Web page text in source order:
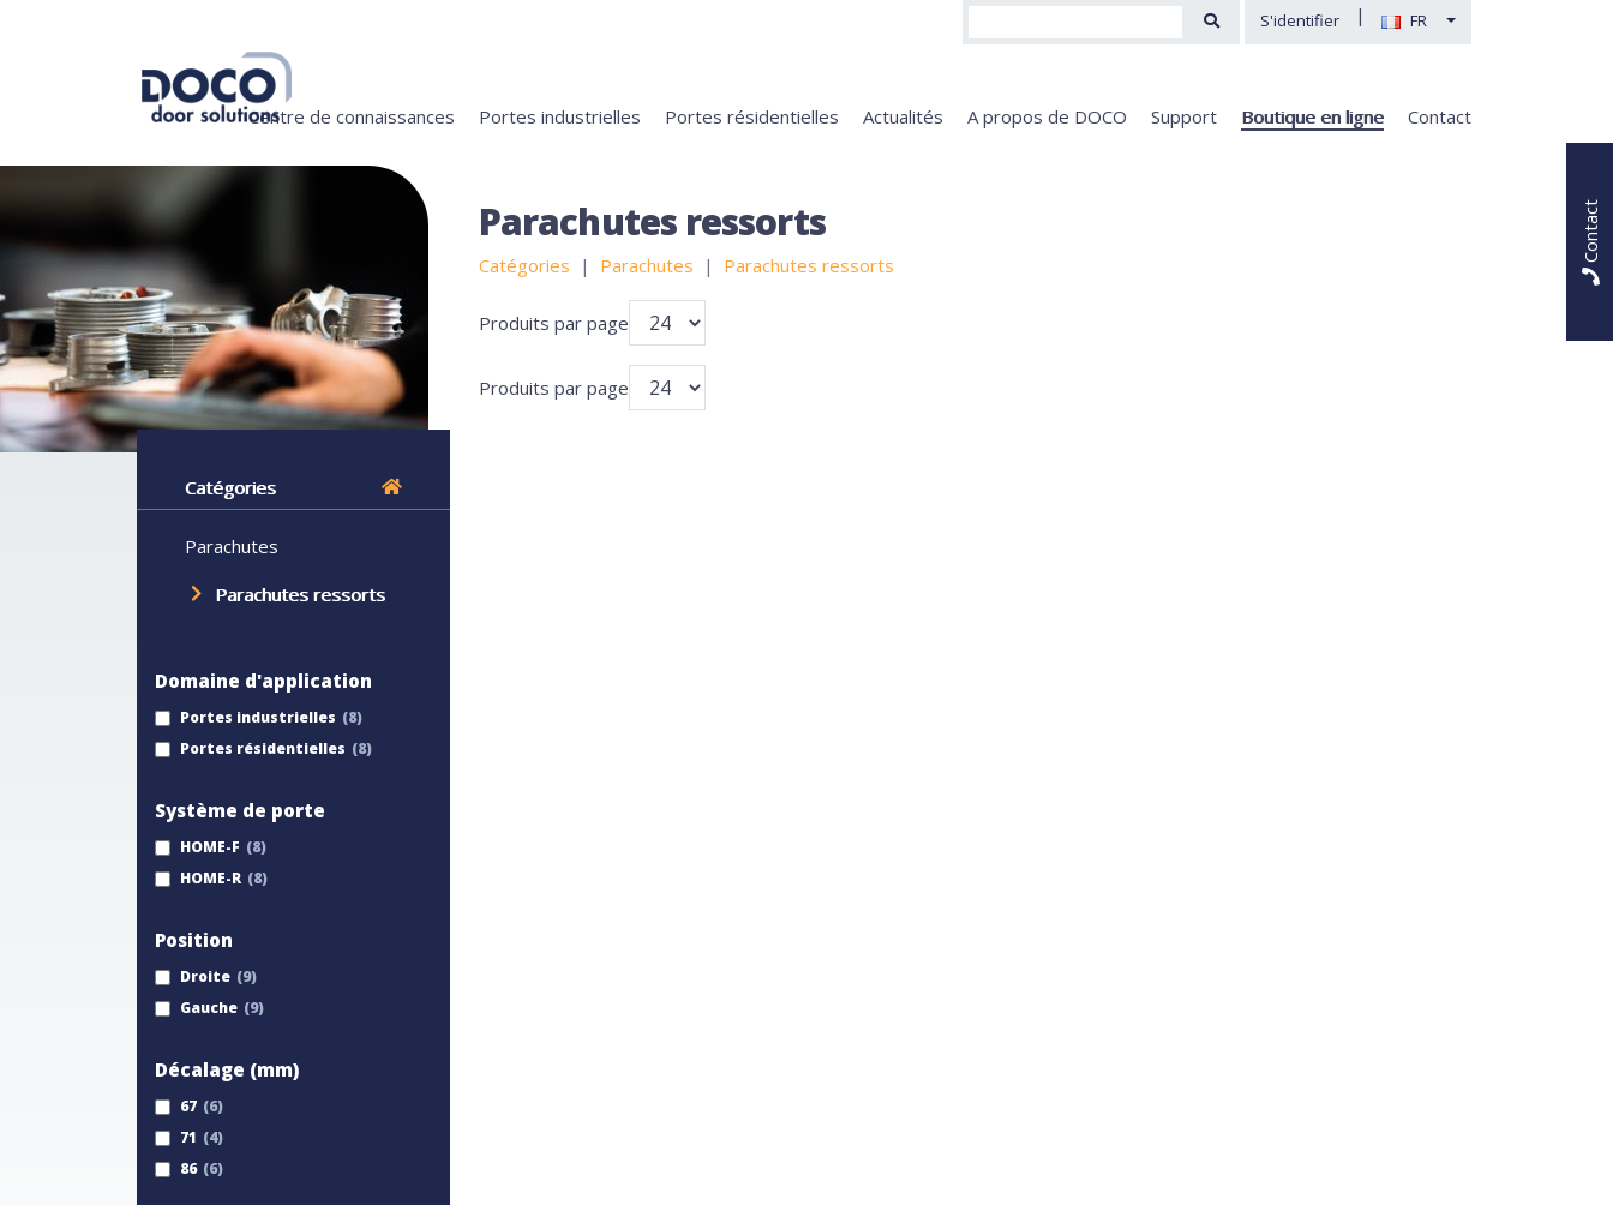
S'identifier | FR
Centre de connaissances Portes industrielles Portes résidentielles Actualités A propos de DOCO Support Boutique en ligne Contact
Contact
Catégories
Parachutes
Parachutes ressorts
Domaine d'application
Portes industrielles
Portes résidentielles
Système de porte
HOME-F
HOME-R
Position
Droite
Gauche
Décalage (mm)
67
71
86
Parachutes ressorts
Catégories Parachutes Parachutes ressorts
Produits par page
Produits par page